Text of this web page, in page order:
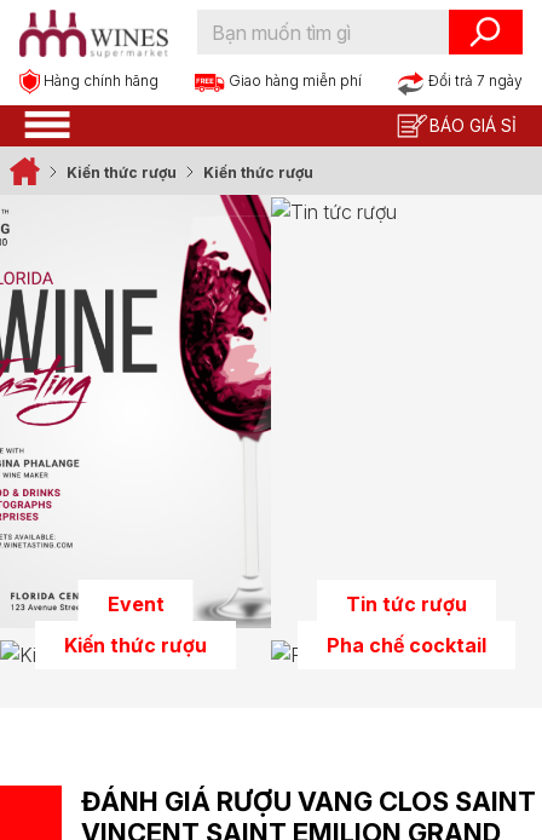
Hàng chính hãng Giao hàng miễn phí Đổi trả 7 ngày
BÁO GIÁ SỈ
Kiến thức rượu Kiến thức rượu
Event
Tin tức rượu
Kiến thức rượu
Pha chế cocktail
ĐÁNH GIÁ RƯỢU VANG CLOS SAINT
VINCENT SAINT EMILION GRAND